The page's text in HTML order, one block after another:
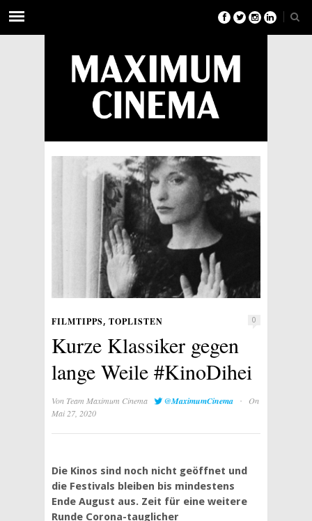
FILMTIPPS, TOPLISTEN 0
Kurze Klassiker gegen
lange Weile #KinoDihei
Von Team Maximum Cinema @MaximumCinema ·
On
Mai 27, 2020
Die Kinos sind noch nicht geöffnet und
die Festivals bleiben bis mindestens
Ende August aus. Zeit für eine weitere
Runde Corona-tauglicher